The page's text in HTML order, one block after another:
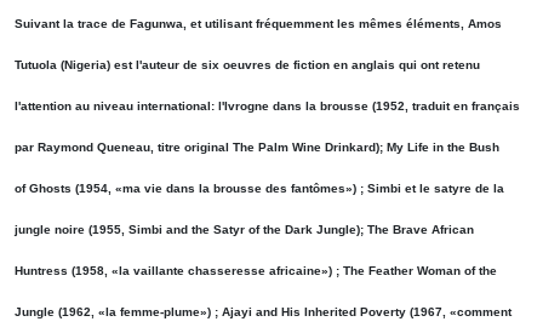
Suivant la trace de Fagunwa, et utilisant fréquemment les mêmes éléments, Amos
Tutuola (Nigeria) est l'auteur de six oeuvres de fiction en anglais qui ont retenu
l'attention au niveau international: l'Ivrogne dans la brousse (1952, traduit en français
par Raymond Queneau, titre original The Palm Wine Drinkard); My Life in the Bush
of Ghosts (1954, «ma vie dans la brousse des fantômes») ; Simbi et le satyre de la
jungle noire (1955, Simbi and the Satyr of the Dark Jungle); The Brave African
Huntress (1958, «la vaillante chasseresse africaine») ; The Feather Woman of the
Jungle (1962, «la femme-plume») ; Ajayi and His Inherited Poverty (1967, «comment